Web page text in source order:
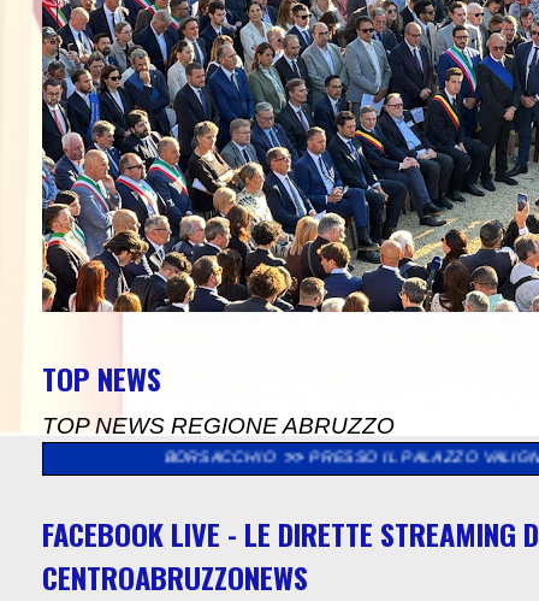
TOP NEWS
TOP NEWS REGIONE ABRUZZO
>> PRESSO IL PALAZZO VALIGNANI DI
FACEBOOK LIVE - LE DIRETTE STREAMING
CENTROABRUZZONEWS